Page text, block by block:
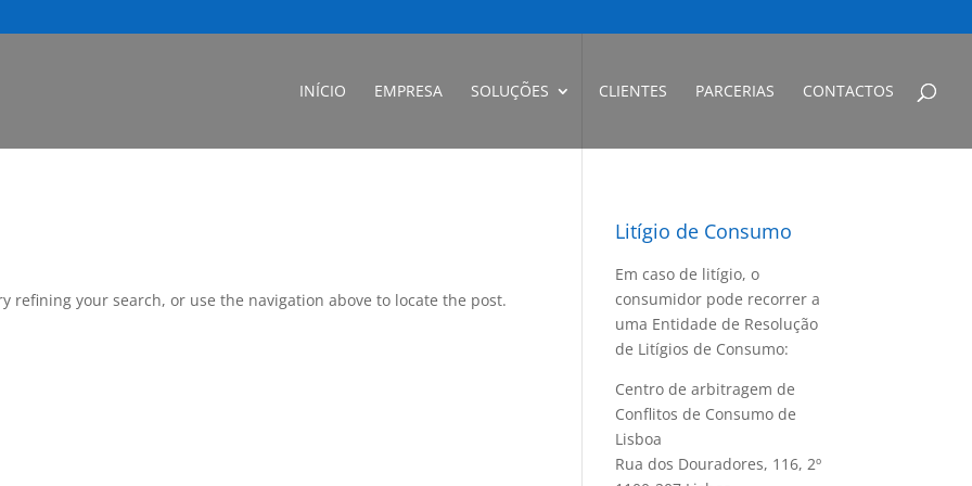
INÍCIO EMPRESA SOLUÇÕES CLIENTES PARCERIAS CONTACTOS
refining your search, or use the navigation above to locate the post.
Litígio de Consumo
Em caso de litígio, o
consumidor pode recorrer a
uma Entidade de Resolução
de Litígios de Consumo:
Centro de arbitragem de
Conflitos de Consumo de
Lisboa
Rua dos Douradores, 116, 2º